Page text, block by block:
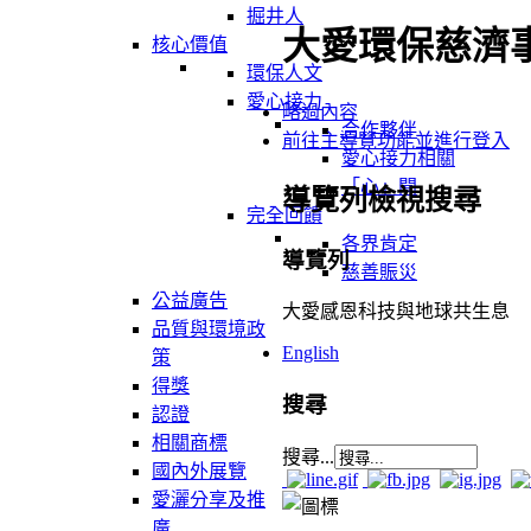
掘井人
核心價值
環保人文
愛心接力
合作夥伴
愛心接力相關
「心」聞
完全回饋
各界肯定
慈善賑災
公益廣告
品質與環境政
策
得獎
認證
相關商標
國內外展覽
愛灑分享及推
大愛環保慈濟
略過內容
前往主導覽功能並進行登入
導覽列檢視搜尋
導覽列
大愛感恩科技與地球共生息
English
搜尋
搜尋...